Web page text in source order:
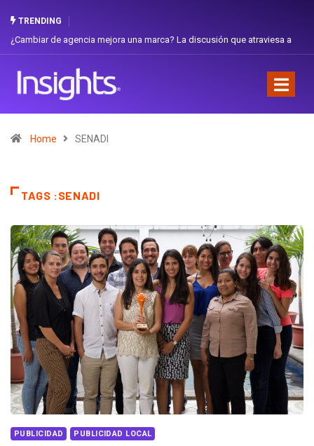
TRENDING
¿Cambiar de agencia mejora una marca? La discusión que atraviesa a
Home SENADI
TAGS :SENADI
PUBLICIDAD PUBLICIDAD LOCAL